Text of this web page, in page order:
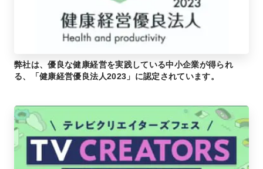
弊社は、優良な健康経営を実践している中小企業が得られ
る、「健康経営優良法人2023」に認定されています。